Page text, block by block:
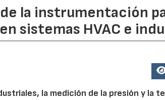
la instrumentación
sistemas HVAC e
la medición de la presión y la